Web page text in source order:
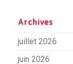
Archives
juillet 2026
juin 2026